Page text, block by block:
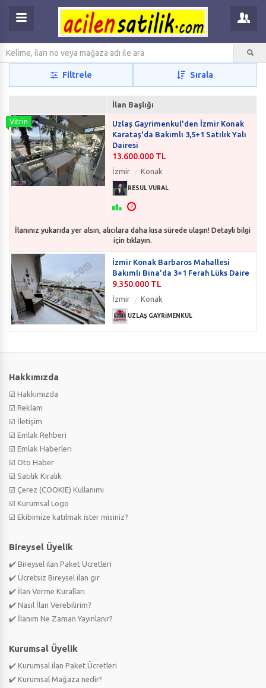
Filtrele Sırala
İlan Başlığı
Uzlaş Gayrimenkul'den İzmir Konak
Karataş'da Bakımlı 3,5+1 Satılık Yalı
Dairesi
13.600.000 TL
İzmir Konak
RESUL VURAL
İlanınız yukarıda yer alsın, alıcılara daha kısa sürede ulaşın! Detaylı bilgi
için tıklayın.
İzmir Konak Barbaros Mahallesi
Bakımlı Bina'da 3+1 Ferah Lüks Daire
9.350.000 TL
İzmir Konak
UZLAŞ GAYRİMENKUL
Hakkımızda
☑️ Hakkımızda
☑️ Reklam
☑️ İletişim
☑️ Emlak Rehberi
☑️ Emlak Haberleri
☑️ Oto Haber
☑️ Satılık Kiralık
☑️ Çerez (COOKIE) Kullanımı
☑️ Kurumsal Logo
☑️ Ekibimize katılmak ister misiniz?
Bireysel Üyelik
✔️ Bireysel ilan Paket Ücretleri
✔️ Ücretsiz Bireysel ilan gir
✔️ İlan Verme Kuralları
✔️ Nasıl İlan Verebilirim?
✔️ İlanım Ne Zaman Yayınlanır?
Kurumsal Üyelik
✔️ Kurumsal ilan Paket Ücretleri
✔️ Kurumsal Mağaza nedir?